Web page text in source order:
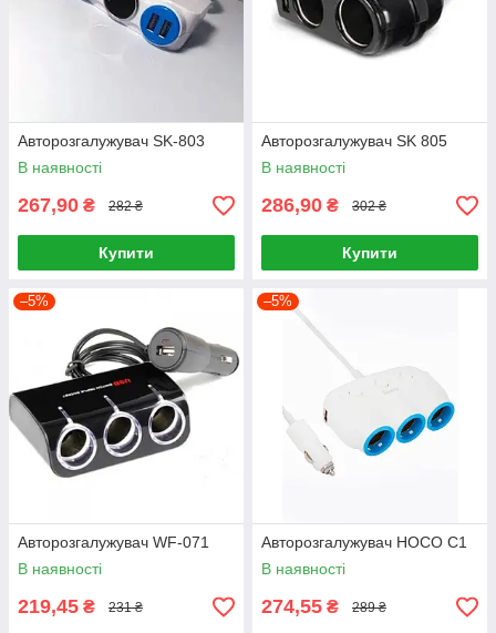
Авторозгалужувач SK-803
В наявності
267,90 ₴ 282 ₴
Купити
Авторозгалужувач SK 805
В наявності
286,90 ₴ 302 ₴
Купити
–5%
Авторозгалужувач WF-071
В наявності
219,45 ₴ 231 ₴
–5%
Авторозгалужувач HOCO C1
В наявності
274,55 ₴ 289 ₴